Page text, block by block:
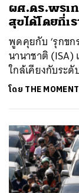
ผศ.ดร.พรเ
สุขได้โดยที่เ
พูดคุยกับ ‘รุกขก
นานาชาติ (ISA)
ใกล้เคียงกับระ
โดย THE